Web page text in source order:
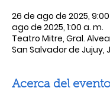
26 de ago de 2025,
ago de 2025, 1:00 a. m.
Teatro Mitre, Gral.
San Salvador de Jujuy,
Acerca del evento